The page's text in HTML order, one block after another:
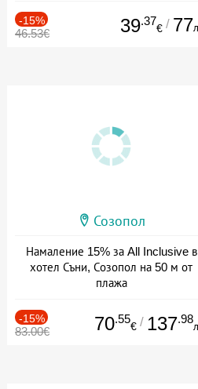
-15%
46.53€ 39.37
€ / 77
Созопол
Намаление 15% за All Inclusive в
хотел Съни, Созопол на 50 м от
плажа
-15%
83.00€ 70.55
€ / 137.98